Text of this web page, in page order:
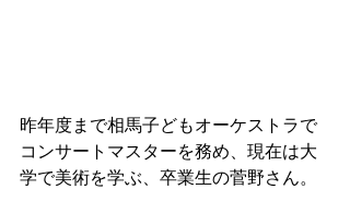
昨年度まで相馬子どもオーケストラで
コンサートマスターを務め、現在は大
学で美術を学ぶ、卒業生の菅野さん。